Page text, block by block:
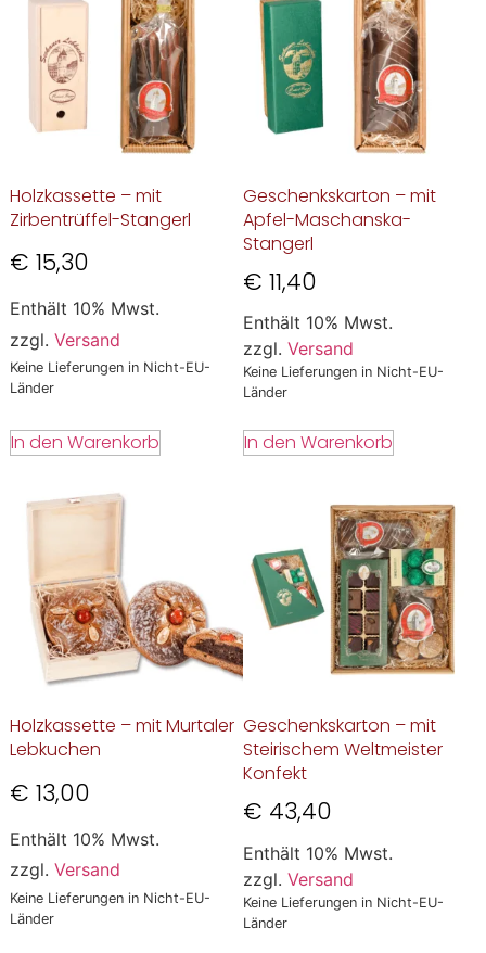
Holzkassette – mit
Zirbentrüffel-Stangerl
€ 15,30
Enthält 10% Mwst.
zzgl. Versand
Keine Lieferungen in Nicht-EU-
Länder
In den Warenkorb
Geschenkskarton – mit
Apfel-Maschanska-
Stangerl
€ 11,40
Enthält 10% Mwst.
zzgl. Versand
Keine Lieferungen in Nicht-EU-
Länder
In den Warenkorb
Holzkassette – mit Murtaler
Lebkuchen
€ 13,00
Enthält 10% Mwst.
zzgl. Versand
Keine Lieferungen in Nicht-EU-
Länder
Geschenkskarton – mit
Steirischem Weltmeister
Konfekt
€ 43,40
Enthält 10% Mwst.
zzgl. Versand
Keine Lieferungen in Nicht-EU-
Länder